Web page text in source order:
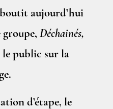
aujourd’hui
groupe, Déchainés,
public sur la
d’étape, le